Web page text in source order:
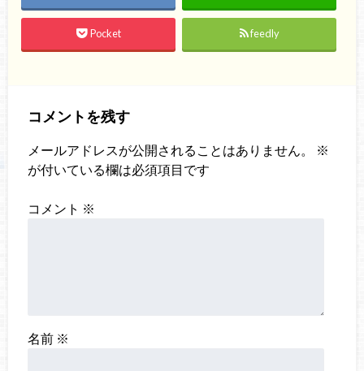
Pocket feedly
コメントを残す
メールアドレスが公開されることはありません。
※
が付いている欄は必須項目です
コメント ※
名前 ※